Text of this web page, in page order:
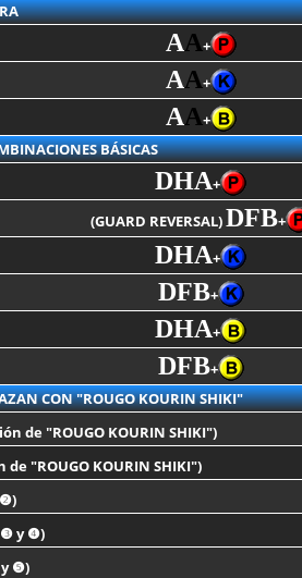
AA+
AA+
AA+
BÁSICAS
DHA+
(GUARD REVERSAL)DFB+
DHA+
DFB+
DHA+
DFB+
CON "ROUGO KOURIN SHIKI"
de "ROUGO KOURIN SHIKI")
"ROUGO KOURIN SHIKI")
y ❹)
❺)